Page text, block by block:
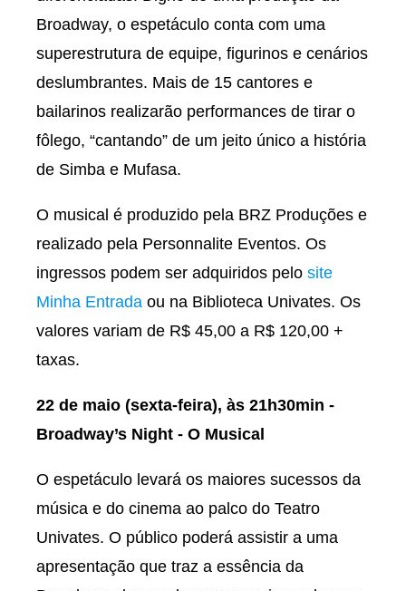
Broadway, o espetáculo conta com uma
superestrutura de equipe, figurinos e cenários
deslumbrantes. Mais de 15 cantores e
bailarinos realizarão performances de tirar o
fôlego, “cantando” de um jeito único a história
de Simba e Mufasa.
O musical é produzido pela BRZ Produções e
realizado pela Personnalite Eventos. Os
ingressos podem ser adquiridos pelo site
Minha Entrada ou na Biblioteca Univates. Os
valores variam de R$ 45,00 a R$ 120,00 +
taxas.
22 de maio (sexta-feira), às 21h30min -
Broadway’s Night - O Musical
O espetáculo levará os maiores sucessos da
música e do cinema ao palco do Teatro
Univates. O público poderá assistir a uma
apresentação que traz a essência da